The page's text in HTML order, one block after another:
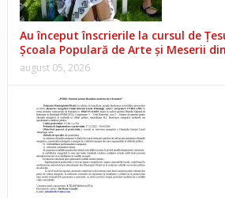
Au început înscrierile la cursul de
Școala Populară de Arte și Meserii
august 05, 2026